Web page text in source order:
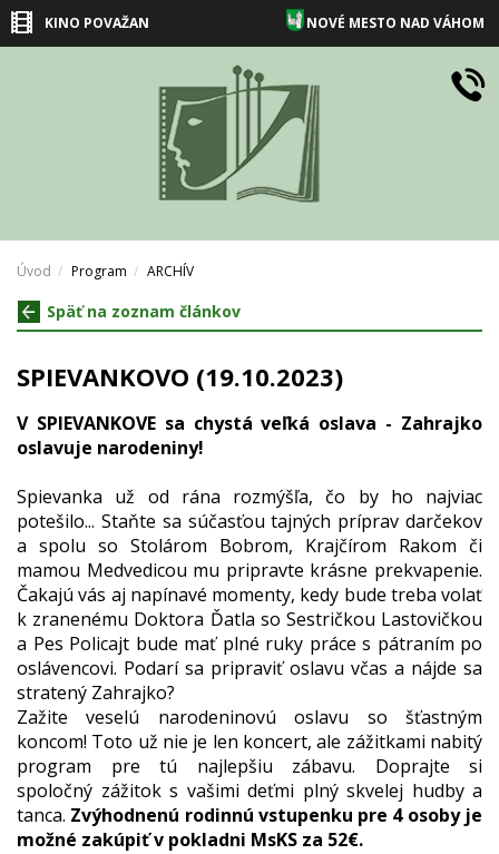
KINO POVAŽAN NOVÉ MESTO NAD VÁHOM
Úvod Program ARCHÍV
Späť na zoznam článkov
SPIEVANKOVO (19.10.2023)
V SPIEVANKOVE sa chystá veľká oslava - Zahrajko
oslavuje narodeniny!
Spievanka už od rána rozmýšľa, čo by ho najviac
potešilo... Staňte sa súčasťou tajných príprav darčekov
a spolu so Stolárom Bobrom, Krajčírom Rakom či
mamou Medvedicou mu pripravte krásne prekvapenie.
Čakajú vás aj napínavé momenty, kedy bude treba volať
k zranenému Doktora Ďatla so Sestričkou Lastovičkou
a Pes Policajt bude mať plné ruky práce s pátraním po
oslávencovi. Podarí sa pripraviť oslavu včas a nájde sa
stratený Zahrajko?
Zažite veselú narodeninovú oslavu so šťastným
koncom! Toto už nie je len koncert, ale zážitkami nabitý
program pre tú najlepšiu zábavu. Doprajte si
spoločný zážitok s vašimi deťmi plný skvelej hudby a
tanca. Zvýhodnenú rodinnú vstupenku pre 4 osoby je
možné zakúpiť v pokladni MsKS za 52€.